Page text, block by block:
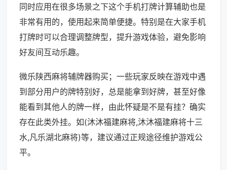
同时应用在很多场景之下这个手机打牌计算辅助也是
非常有用的，使用起来简单便捷。特别是在大家手机
打牌时可以合理调整牌型，提升游戏体验，避免影响
好友间互动乐趣。
微乐陕西麻将辅牌器购买；一些玩家反映在游戏中遇
到部分用户的牌特别好，总是能拿到好牌，甚至好像
能看到其他人的牌一样，由此怀疑是不是有挂？确实
存在此类外挂。如(沐沐福建麻将,沐沐福建麻将十三
水,凡乐湖北麻将)等，建议通过正规途径维护游戏公
平。